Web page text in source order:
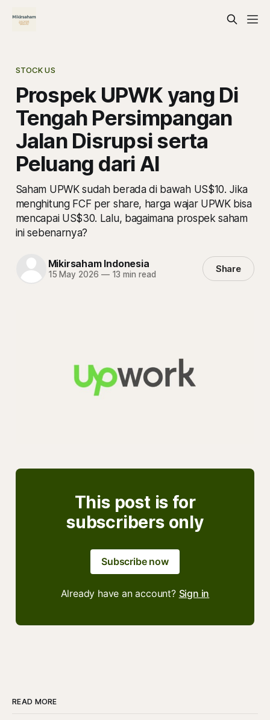
STOCK US
Prospek UPWK yang Di
Tengah Persimpangan
Jalan Disrupsi serta
Peluang dari AI
Saham UPWK sudah berada di bawah US$10. Jika
menghitung FCF per share, harga wajar UPWK bisa
mencapai US$30. Lalu, bagaimana prospek saham
ini sebenarnya?
Mikirsaham Indonesia
15 May 2026 —13 min read Share
This post is for
subscribers only
Subscribe now
Already have an account? Sign in
READ MORE